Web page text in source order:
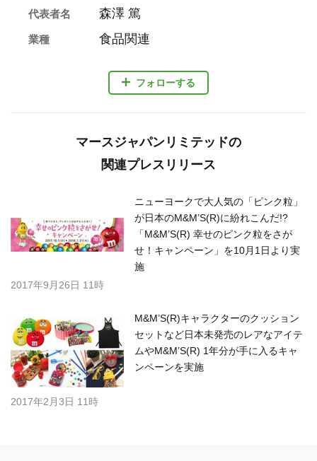
フォローする
代表者名 森澤 篤
業種 食品関連
マースジャパンリミテッドの
関連プレスリリース
ニューヨークで大人気の「ピンク粒」
が日本のM&M’S(R)に紛れこんだ!?
「M&M’S(R) 幸せのピンク粒をさが
せ！キャンペーン」を10月1日より実
施
2017年9月26日 11時
M&M’S(R)キャラクターのクッション
セットなど日本未発売のレアなアイテ
ムやM&M’S(R) 1年分が手に入るキャ
ンペーンを実施
2017年2月3日 11時